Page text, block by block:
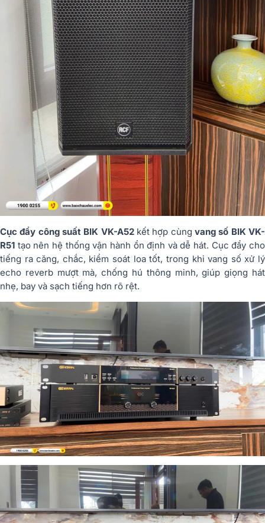
Cục đẩy công suất BIK VK-A52kết hợp cùngvang số BIK VK-
R51 tạo nên hệ thống vận hành ổn định và dễ hát. Cục đẩy cho
tiếng ra căng, chắc, kiểm soát loa tốt, trong khi vang số xử lý
echo reverb mượt mà, chống hú thông minh, giúp giọng hát
nhẹ, bay và sạch tiếng hơn rõ rệt.